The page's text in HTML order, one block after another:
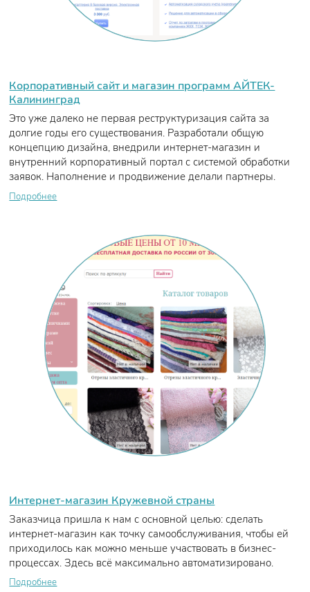
Корпоративный сайт и магазин программ АЙТЕК-
Калининград
Это уже далеко не первая реструктуризация сайта за
долгие годы его существования. Разработали общую
концепцию дизайна, внедрили интернет-магазин и
внутренний корпоративный портал с системой обработки
заявок. Наполнение и продвижение делали партнеры.
Подробнее
Интернет-магазин Кружевной страны
Заказчица пришла к нам с основной целью: сделать
интернет-магазин как точку самообслуживания, чтобы ей
приходилось как можно меньше участвовать в бизнес-
процессах. Здесь всё максимально автоматизировано.
Подробнее